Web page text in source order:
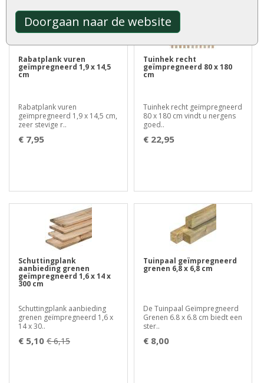
Doorgaan naar de website
Rabatplank vuren
geïmpregneerd 1,9 x 14,5
cm
Rabatplank vuren
geïmpregneerd 1,9 x 14,5 cm,
zeer stevige r..
€ 7,95
Tuinhek recht
geïmpregneerd 80 x 180
cm
Tuinhek recht geïmpregneerd
80 x 180 cm vindt u nergens
goed..
€ 22,95
Schuttingplank
aanbieding grenen
geïmpregneerd 1,6 x 14 x
300 cm
Schuttingplank aanbieding
grenen geïmpregneerd 1,6 x
14 x 30..
€ 5,10 € 6,15
Tuinpaal geïmpregneerd
grenen 6,8 x 6,8 cm
De Tuinpaal Geïmpregneerd
Grenen 6.8 x 6.8 cm biedt een
ster..
€ 8,00